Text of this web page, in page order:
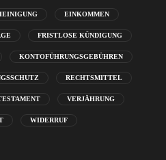
EINKOMMEN
FRISTLOSE KÜNDIGUNG
KONTOFÜHRUNGSGEBÜHREN
RECHTSMITTEL
VERJÄHRUNG
WIDERRUF